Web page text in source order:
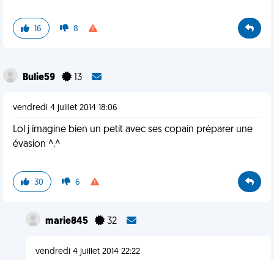
16 8
Bulie59 13
vendredi 4 juillet 2014 18:06
Lol j imagine bien un petit avec ses copain préparer une
évasion ^.^
30 6
marie845 32
vendredi 4 juillet 2014 22:22